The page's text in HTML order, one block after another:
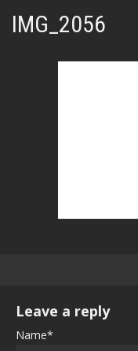
IMG_2056
Leave a reply
Name*